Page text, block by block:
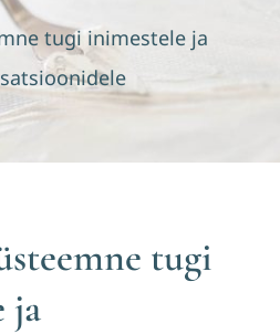
tugi inimestele ja
tugi
ja